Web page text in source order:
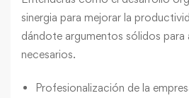
sinergia para mejorar la
dándote argumentos sólidos para
necesarios.
Profesionalización de la